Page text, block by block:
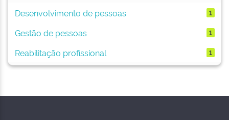
Desenvolvimento de pessoas
1
Gestão de pessoas 1
Reabilitação profissional 1